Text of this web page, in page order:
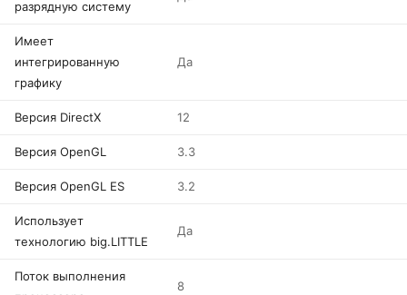
разрядную систему
Имеет
интегрированную
графику
Да
Версия DirectX 12
Версия OpenGL 3.3
Версия OpenGL ES 3.2
Использует
технологию big.LITTLE
Да
Поток выполнения
8